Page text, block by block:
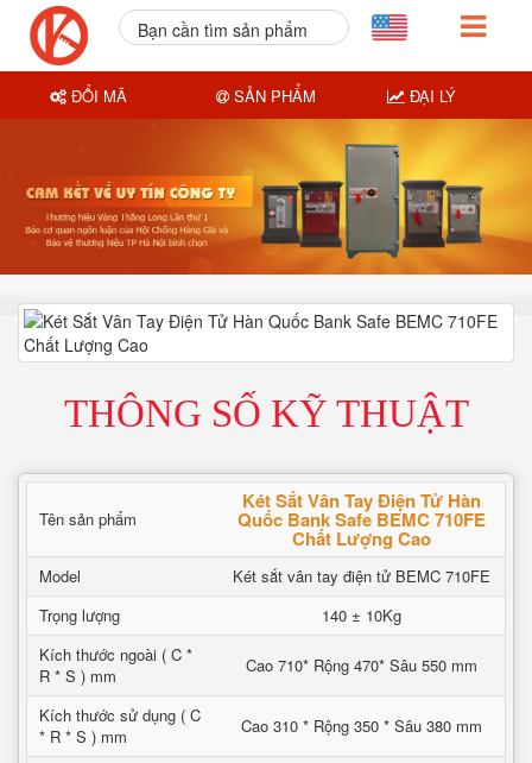
THÔNG SỐ KỸ THUẬT
Tên sản phẩm
Két Sắt Vân Tay Điện Tử Hàn
Quốc Bank Safe BEMC 710FE
Chất Lượng Cao
Model
Két sắt vân tay điện tử BEMC 710FE
Trọng lượng
140 ± 10Kg
Kích thước ngoài ( C *
R * S ) mm
Cao 710* Rộng 470* Sâu 550 mm
Kích thước sử dụng ( C
* R * S ) mm
Cao 310 * Rộng 350 * Sâu 380 mm
Bạn cần tìm sản phẩm
ĐỔI MÃ SẢN PHẨM ĐẠI LÝ